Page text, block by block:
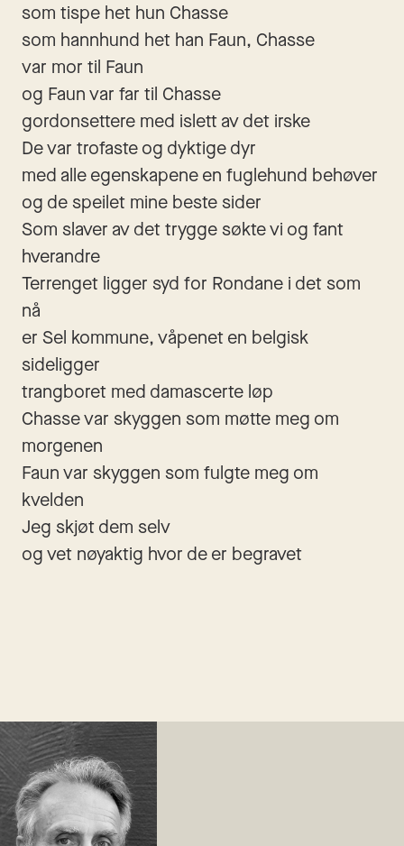
som tispe het hun Chasse
som hannhund het han Faun, Chasse
var mor til Faun
og Faun var far til Chasse
gordonsettere med islett av det irske
De var trofaste og dyktige dyr
med alle egenskapene en fuglehund behøver
og de speilet mine beste sider
Som slaver av det trygge søkte vi og fant
hverandre
Terrenget ligger syd for Rondane i det som
nå
er Sel kommune, våpenet en belgisk
sideligger
trangboret med damascerte løp
Chasse var skyggen som møtte meg om
morgenen
Faun var skyggen som fulgte meg om
kvelden
Jeg skjøt dem selv
og vet nøyaktig hvor de er begravet